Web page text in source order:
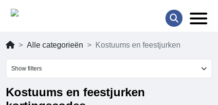
Alle categorieën Kostuums en feestjurken
Show filters
Kostuums en feestjurken